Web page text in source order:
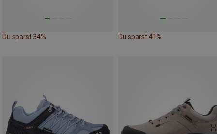
Du sparst 34% Du sparst 41%